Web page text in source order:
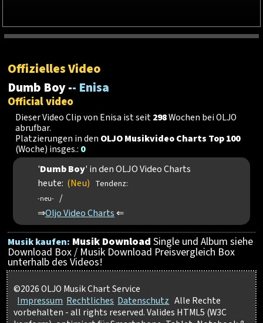
Offizielles Video
Dumb Boy -- Enisa
Official video
Dieser Video Clip von Enisa ist seit298Wochen bei OLJO
abrufbar.
Platzierungen in den OLJO Musikvideo Charts Top 100
(Woche) insges.: 0
'Dumb Boy' in den OLJO Video Charts
heute: (Neu) Tendenz:
-neu- /
⇒Oljo Video Charts ⇐
Musik kaufen: Musik Download Single und Album siehe
Download Box / Musik Download Preisvergleich Box
unterhalb des Videos!
©2026 OLJO Musik Chart Service
Impressum Rechtliches Datenschutz Alle Rechte
vorbehalten - all rights reserved. Valides HTML5 (W3C